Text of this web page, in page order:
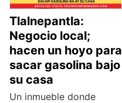
Tlalnepantla:
Negocio local;
hacen un hoyo para
sacar gasolina bajo
su casa
Un inmueble donde